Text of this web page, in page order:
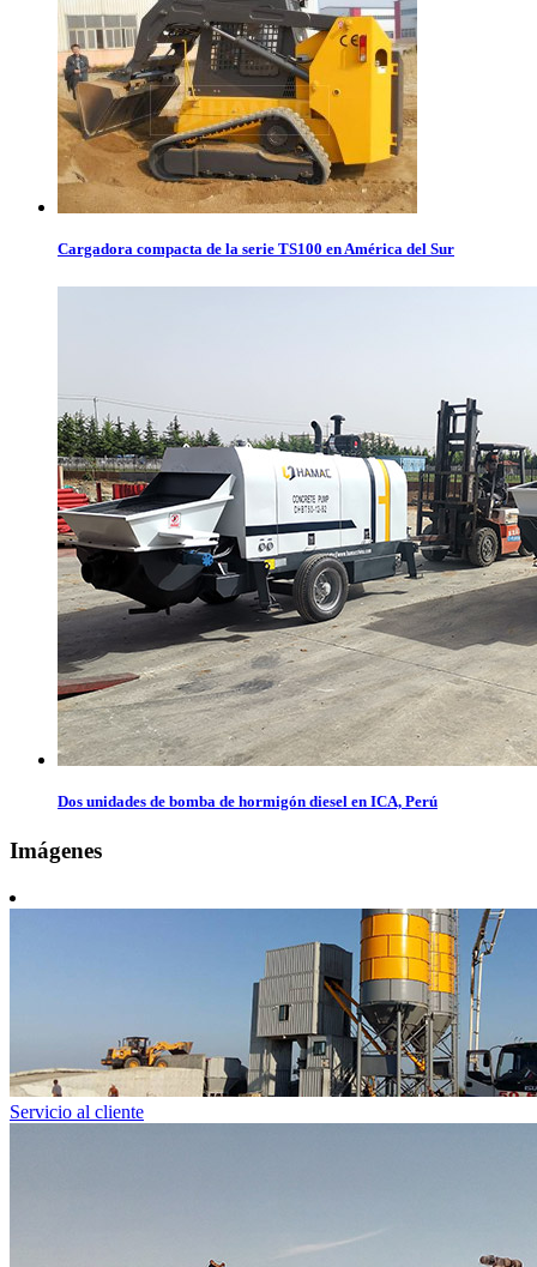
Cargadora compacta de la serie TS100 en América del Sur
Dos unidades de bomba de hormigón diesel en ICA, Perú
Imágenes
Servicio al cliente